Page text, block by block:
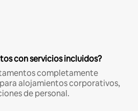
con servicios incluidos?
completamente
alojamientos corporativos,
de personal.